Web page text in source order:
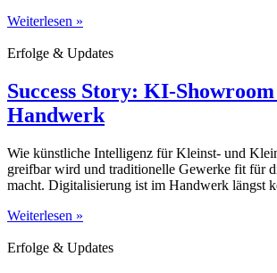
Weiterlesen »
Erfolge & Updates
Success Story: KI-
Handwerk
Wie künstliche Intelligenz für Kleinst- und
greifbar wird und traditionelle Gewerke fit für
macht. Digitalisierung ist im Handwerk längst
Weiterlesen »
Erfolge & Updates